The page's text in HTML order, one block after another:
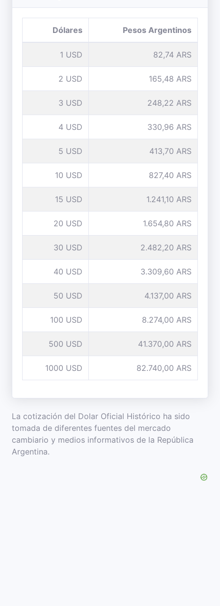
Dólares Pesos Argentinos
1 USD 82,74 ARS
2 USD 165,48 ARS
3 USD 248,22 ARS
4 USD 330,96 ARS
5 USD 413,70 ARS
10 USD 827,40 ARS
15 USD 1.241,10 ARS
20 USD 1.654,80 ARS
30 USD 2.482,20 ARS
40 USD 3.309,60 ARS
50 USD 4.137,00 ARS
100 USD 8.274,00 ARS
500 USD 41.370,00 ARS
1000 USD 82.740,00 ARS
La cotización del Dolar Oficial Histórico ha sido
tomada de diferentes fuentes del mercado
cambiario y medios informativos de la República
Argentina.